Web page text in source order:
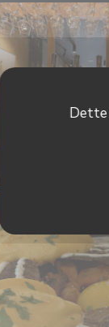
Dette